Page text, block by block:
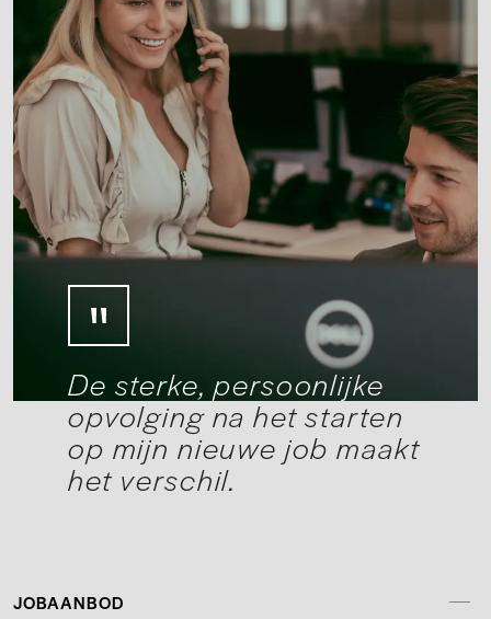
De sterke, persoonlijke
opvolging na het starten
op mijn nieuwe job maakt
het verschil.
JOBAANBOD